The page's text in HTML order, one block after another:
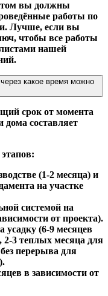
вы должны
работы по
Лучше, если вы
чтобы все работы
нашей
какое время можно
срок от момента
дома составляет
(1-2 месяца) и
на участке
системой на
от проекта).
усадку (6-9 месяцев
2-3 теплых месяца для
перерыва для
в зависимости от